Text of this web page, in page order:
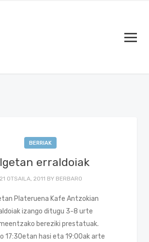
BERRIAK
erraldoiak
21 OTSAILA, 2011 BY BERBARO
Plateruena Kafe Antzokian
izango ditugu 3-8 urte
bereziki prestatuak.
17:30etan hasi eta 19:00ak arte